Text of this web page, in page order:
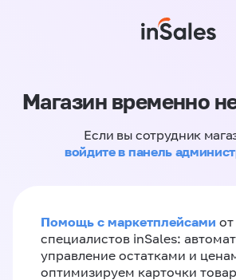
Магазин временно
Если вы сотрудник
войдите в панель
Помощь с маркетплейсами от
специалистов inSales:
управление остатками и
оптимизируем карточки